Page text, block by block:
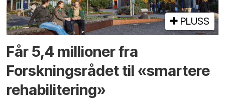
PLUSS
Får 5,4 millioner fra
Forskningsrådet til «smartere
rehabilitering»